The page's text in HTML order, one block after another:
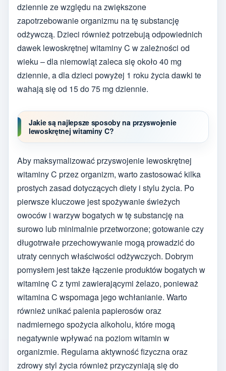
dziennie ze względu na zwiększone
zapotrzebowanie organizmu na tę substancję
odżywczą. Dzieci również potrzebują odpowiednich
dawek lewoskrętnej witaminy C w zależności od
wieku – dla niemowląt zaleca się około 40 mg
dziennie, a dla dzieci powyżej 1 roku życia dawki te
wahają się od 15 do 75 mg dziennie.
Jakie są najlepsze sposoby na przyswojenie
lewoskrętnej witaminy C?
Aby maksymalizować przyswojenie lewoskrętnej
witaminy C przez organizm, warto zastosować kilka
prostych zasad dotyczących diety i stylu życia. Po
pierwsze kluczowe jest spożywanie świeżych
owoców i warzyw bogatych w tę substancję na
surowo lub minimalnie przetworzone; gotowanie czy
długotrwałe przechowywanie mogą prowadzić do
utraty cennych właściwości odżywczych. Dobrym
pomysłem jest także łączenie produktów bogatych w
witaminę C z tymi zawierającymi żelazo, ponieważ
witamina C wspomaga jego wchłanianie. Warto
również unikać palenia papierosów oraz
nadmiernego spożycia alkoholu, które mogą
negatywnie wpływać na poziom witamin w
organizmie. Regularna aktywność fizyczna oraz
zdrowy styl życia również przyczyniają się do